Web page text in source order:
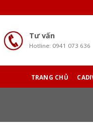
Tư vấn
Hotline: 0941 073 636
TRANG CHỦ